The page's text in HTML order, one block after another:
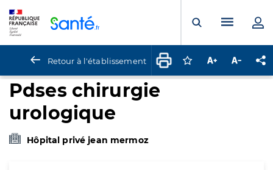
Ouvrir laMenu
Retour à l'établissement Connectez-vous
Augmenter la
Pdses chirurgie
urologique
Hôpital privé jean mermoz